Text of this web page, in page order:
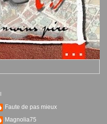
Faute de pas mieux
Magnolia75